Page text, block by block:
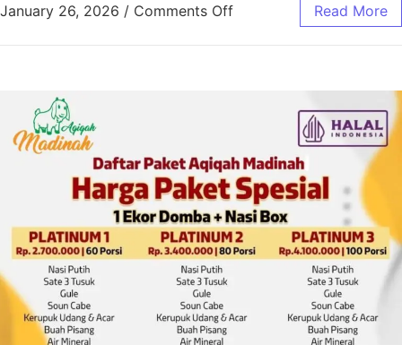
January 26, 2026 / Comments Off Read More